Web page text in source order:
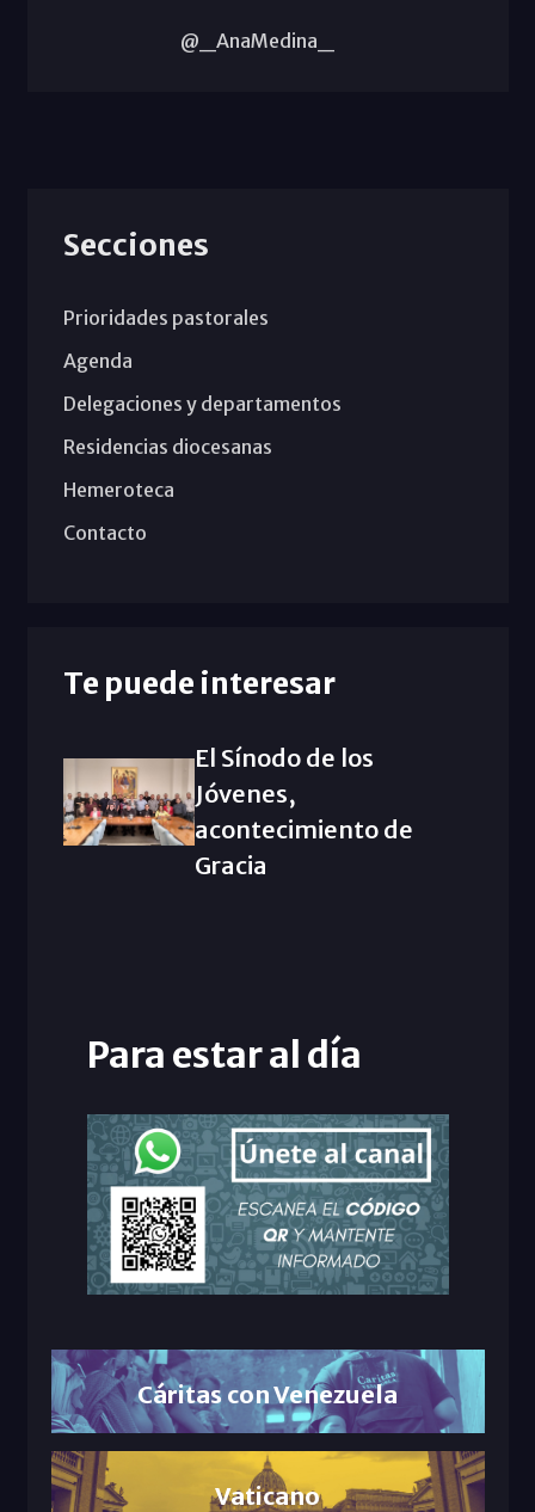
@_AnaMedina_
Secciones
Prioridades pastorales
Agenda
Delegaciones y departamentos
Residencias diocesanas
Hemeroteca
Contacto
Te puede interesar
El Sínodo de los
Jóvenes,
acontecimiento de
Gracia
Para estar al día
Cáritas con Venezuela
Vaticano